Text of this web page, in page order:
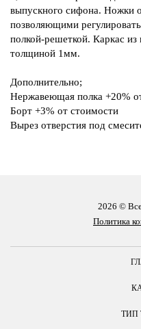
выпускного сифона. Ножки
позволяющими
полкой-решеткой. Каркас
толщиной 1мм.
Дополнительно;
Нержавеющая полка +20%
Борт +3% от стоимости
Вырез отверстия под
2026 ©
Политика
ТИП